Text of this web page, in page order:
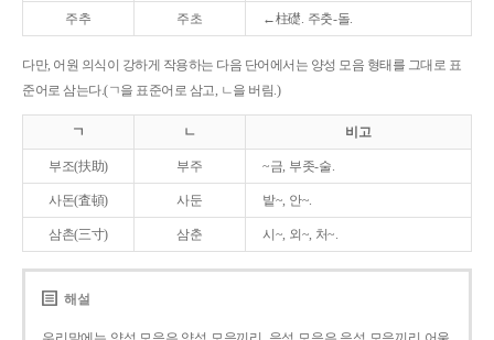
주추 주초 ←柱礎. 주춧-돌.
다만, 어원 의식이 강하게 작용하는 다음 단어에서는 양성 모음 형태를 그대로 표
준어로 삼는다.(ㄱ을 표준어로 삼고, ㄴ을 버림.)
ㄱ ㄴ 비고
부조(扶助) 부주 ~금, 부좃-술.
사돈(査頓) 사둔 밭~, 안~.
삼촌(三寸) 삼춘 시~, 외~, 처~.
해설